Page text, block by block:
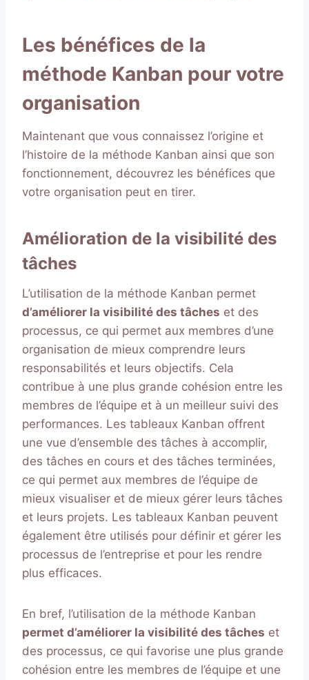
Les bénéfices de la
méthode Kanban pour votre
organisation
Maintenant que vous connaissez l’origine et
l’histoire de la méthode Kanban ainsi que son
fonctionnement, découvrez les bénéfices que
votre organisation peut en tirer.
Amélioration de la visibilité des
tâches
L’utilisation de la méthode Kanban permet
d’améliorer la visibilité des tâches et des
processus, ce qui permet aux membres d’une
organisation de mieux comprendre leurs
responsabilités et leurs objectifs. Cela
contribue à une plus grande cohésion entre les
membres de l’équipe et à un meilleur suivi des
performances. Les tableaux Kanban offrent
une vue d’ensemble des tâches à accomplir,
des tâches en cours et des tâches terminées,
ce qui permet aux membres de l’équipe de
mieux visualiser et de mieux gérer leurs tâches
et leurs projets. Les tableaux Kanban peuvent
également être utilisés pour définir et gérer les
processus de l’entreprise et pour les rendre
plus efficaces.
En bref, l’utilisation de la méthode Kanban
permet d’améliorer la visibilité des tâches et
des processus, ce qui favorise une plus grande
cohésion entre les membres de l’équipe et une